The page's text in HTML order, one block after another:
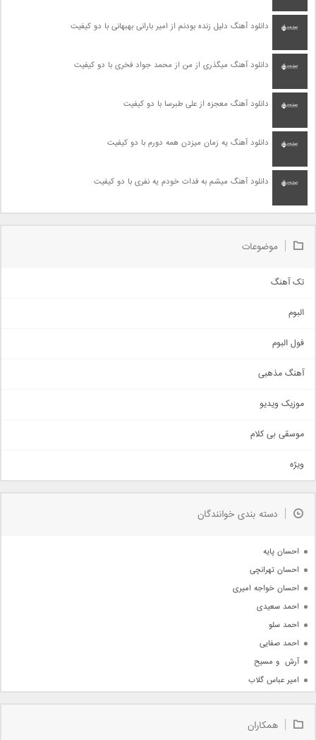
دانلود آهنگ دلیل زنده بودنم از امیر بارانی بهبهانی با دو کیفیت
دانلود آهنگ میگذری از من از محمد جواد فخری با دو کیفیت
دانلود آهنگ معجزه از علی طبرسا با دو کیفیت
دانلود آهنگ یه زمان میزدن همه دورم با دو کیفیت
دانلود آهنگ میشم به فدات خودم یه نفری با دو کیفیت
موضوعات
تک آهنگ
اجتماعی
حماسی
سنتی
اهنگ بندرعباسی
دمو
مذهبی
جدیدترین ها
البوم
فول البوم
آهنگ مذهبی
موزیک ویدیو
موسقی بی کلام
ویژه
دسته بندی خوانندگان
احسان پایه
احسان تهرانچی
احسان خواجه امیری
احمد سعیدی
احمد سلو
احمد صفایی
آرش  و مسیح
امیر عباس گلاب
امیر علی
همکاران